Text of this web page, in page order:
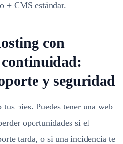
+ CMS estándar.
con
y seguridad
pies. Puedes tener una web
oportunidades si el
tarda, o si una incidencia te